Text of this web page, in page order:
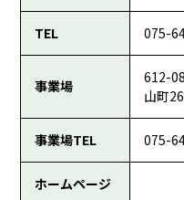
TEL 075-
事業場
612-
山町
事業場TEL 075-
ホームページ